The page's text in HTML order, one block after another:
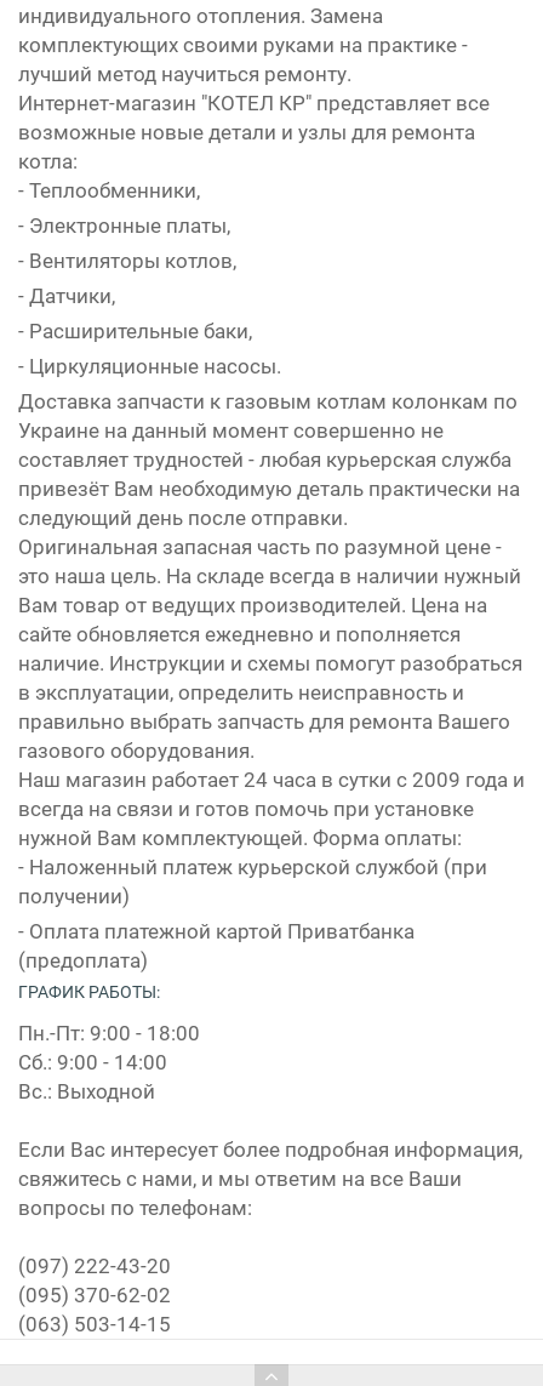
индивидуального отопления. Замена
комплектующих своими руками на практике -
лучший метод научиться ремонту.
Интернет-магазин "КОТЕЛ КР" представляет все
возможные новые детали и узлы для ремонта
котла:
- Теплообменники,
- Электронные платы,
- Вентиляторы котлов,
- Датчики,
- Расширительные баки,
- Циркуляционные насосы.
Доставка запчасти к газовым котлам колонкам по
Украине на данный момент совершенно не
составляет трудностей - любая курьерская служба
привезёт Вам необходимую деталь практически на
следующий день после отправки.
Оригинальная запасная часть по разумной цене -
это наша цель. На складе всегда в наличии нужный
Вам товар от ведущих производителей. Цена на
сайте обновляется ежедневно и пополняется
наличие. Инструкции и схемы помогут разобраться
в эксплуатации, определить неисправность и
правильно выбрать запчасть для ремонта Вашего
газового оборудования.
Наш магазин работает 24 часа в сутки с 2009 года и
всегда на связи и готов помочь при установке
нужной Вам комплектующей. Форма оплаты:
- Наложенный платеж курьерской службой (при
получении)
- Оплата платежной картой Приватбанка
(предоплата)
ГРАФИК РАБОТЫ:
Пн.-Пт: 9:00 - 18:00
Сб.: 9:00 - 14:00
Вс.: Выходной
Если Вас интересует более подробная информация,
свяжитесь с нами, и мы ответим на все Ваши
вопросы по телефонам:
(097) 222-43-20
(095) 370-62-02
(063) 503-14-15